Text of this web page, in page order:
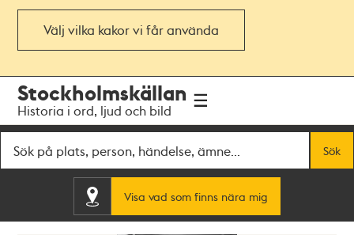
Välj vilka kakor vi får använda
navigationen
huvudinnehållet
Stockholmskällan
Historia i ord, ljud och bild
Sök
Visa vad som finns nära mig